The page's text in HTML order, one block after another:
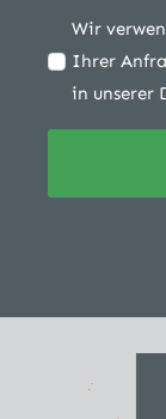
Wir
Ihrer
in unserer